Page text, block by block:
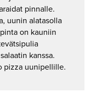
pinnalle.
uunin alatasolla
on kauniin
kanssa.
pizza uunipellille.